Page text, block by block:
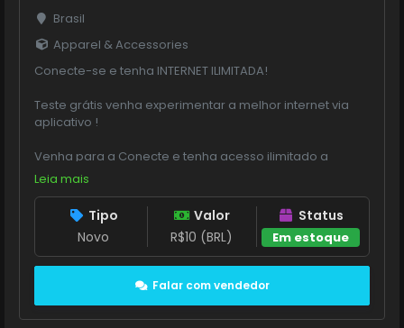
Brasil
Apparel & Accessories
Conecte-se e tenha INTERNET ILIMITADA!
Teste grátis venha experimentar a melhor internet via
aplicativo !
Venha para a Conecte e tenha acesso ilimitado a
internet!
Venha experimentar
(11) 956-979-408
Leia mais
Tipo
Novo
Valor
R$10 (BRL)
Status
Em estoque
Falar com vendedor